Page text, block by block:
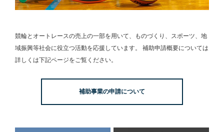
競輪とオートレースの売上の一部を用いて、
ものづくり、スポーツ、地
域振興等社会に役立つ活動を応援しています。
補助申請概要については
詳しくは下記ページをご覧ください。
補助事業の申請について